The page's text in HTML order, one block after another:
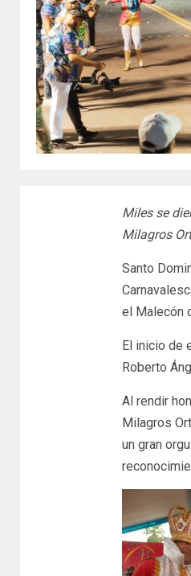
Miles se
Milagros
Santo
el Malecón
El inicio de
Roberto
Al rendir
Milagros
un gran